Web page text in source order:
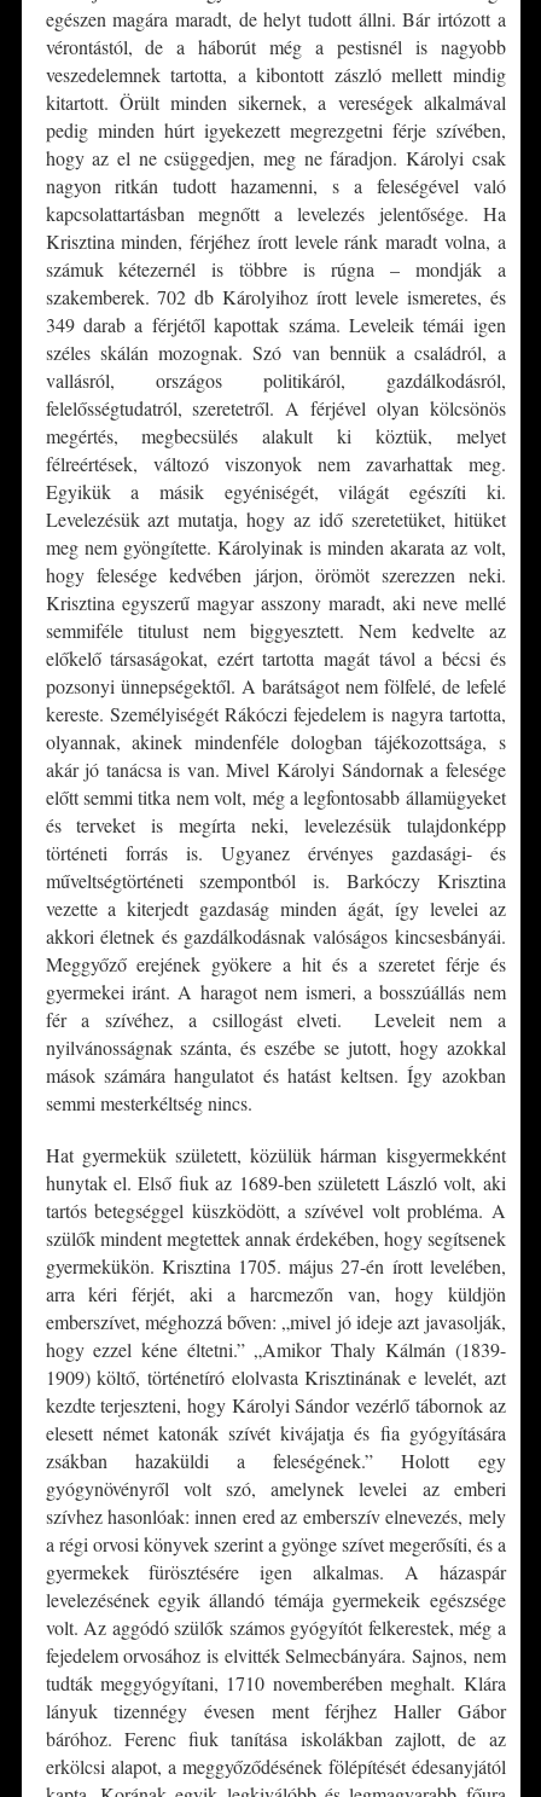
egészen magára maradt, de helyt tudott állni. Bár irtózott a
vérontástól, de a háborút még a pestisnél is nagyobb
veszedelemnek tartotta, a kibontott zászló mellett mindig
kitartott. Örült minden sikernek, a vereségek alkalmával
pedig minden húrt igyekezett megrezgetni férje szívében,
hogy az el ne csüggedjen, meg ne fáradjon. Károlyi csak
nagyon ritkán tudott hazamenni, s a feleségével való
kapcsolattartásban megnőtt a levelezés jelentősége. Ha
Krisztina minden, férjéhez írott levele ránk maradt volna, a
számuk kétezernél is többre is rúgna – mondják a
szakemberek. 702 db Károlyihoz írott levele ismeretes, és
349 darab a férjétől kapottak száma. Leveleik témái igen
széles skálán mozognak. Szó van bennük a családról, a
vallásról, országos politikáról, gazdálkodásról,
felelősségtudatról, szeretetről. A férjével olyan kölcsönös
megértés, megbecsülés alakult ki köztük, melyet
félreértések, változó viszonyok nem zavarhattak meg.
Egyikük a másik egyéniségét, világát egészíti ki.
Levelezésük azt mutatja, hogy az idő szeretetüket, hitüket
meg nem gyöngítette. Károlyinak is minden akarata az volt,
hogy felesége kedvében járjon, örömöt szerezzen neki.
Krisztina egyszerű magyar asszony maradt, aki neve mellé
semmiféle titulust nem biggyesztett. Nem kedvelte az
előkelő társaságokat, ezért tartotta magát távol a bécsi és
pozsonyi ünnepségektől. A barátságot nem fölfelé, de lefelé
kereste. Személyiségét Rákóczi fejedelem is nagyra tartotta,
olyannak, akinek mindenféle dologban tájékozottsága, s
akár jó tanácsa is van. Mivel Károlyi Sándornak a felesége
előtt semmi titka nem volt, még a legfontosabb államügyeket
és terveket is megírta neki, levelezésük tulajdonképp
történeti forrás is. Ugyanez érvényes gazdasági- és
műveltségtörténeti szempontból is. Barkóczy Krisztina
vezette a kiterjedt gazdaság minden ágát, így levelei az
akkori életnek és gazdálkodásnak valóságos kincsesbányái.
Meggyőző erejének gyökere a hit és a szeretet férje és
gyermekei iránt. A haragot nem ismeri, a bosszúállás nem
fér a szívéhez, a csillogást elveti. Leveleit nem a
nyilvánosságnak szánta, és eszébe se jutott, hogy azokkal
mások számára hangulatot és hatást keltsen. Így azokban
semmi mesterkéltség nincs.
Hat gyermekük született, közülük hárman kisgyermekként
hunytak el. Első fiuk az 1689-ben született László volt, aki
tartós betegséggel küszködött, a szívével volt probléma. A
szülők mindent megtettek annak érdekében, hogy segítsenek
gyermekükön. Krisztina 1705. május 27-én írott levelében,
arra kéri férjét, aki a harcmezőn van, hogy küldjön
emberszívet, méghozzá bőven: „mivel jó ideje azt javasolják,
hogy ezzel kéne éltetni.” „Amikor Thaly Kálmán (1839-
1909) költő, történetíró elolvasta Krisztinának e levelét, azt
kezdte terjeszteni, hogy Károlyi Sándor vezérlő tábornok az
elesett német katonák szívét kivájatja és fia gyógyítására
zsákban hazaküldi a feleségének.” Holott egy
gyógynövényről volt szó, amelynek levelei az emberi
szívhez hasonlóak: innen ered az emberszív elnevezés, mely
a régi orvosi könyvek szerint a gyönge szívet megerősíti, és a
gyermekek fürösztésére igen alkalmas. A házaspár
levelezésének egyik állandó témája gyermekeik egészsége
volt. Az aggódó szülők számos gyógyítót felkerestek, még a
fejedelem orvosához is elvitték Selmecbányára. Sajnos, nem
tudták meggyógyítani, 1710 novemberében meghalt. Klára
lányuk tizennégy évesen ment férjhez Haller Gábor
báróhoz. Ferenc fiuk tanítása iskolákban zajlott, de az
erkölcsi alapot, a meggyőződésének fölépítését édesanyjától